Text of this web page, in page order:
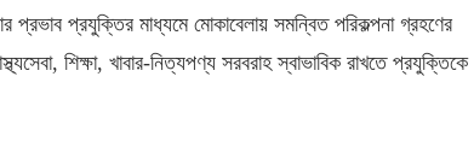
প্রযুক্তির মাধ্যমে মোকাবেলায় সমন্বিত পরিকল্পনা গ্রহণের
শিক্ষা, খাবার-নিত্যপণ্য সরবরাহ স্বাভাবিক রাখতে প্রযুক্তিকে